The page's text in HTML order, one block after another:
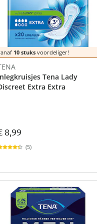
Geniale
nu
nu
jetzt
nu
nu
10 stuks voordeliger!
Tena Lady
Extra Extra
8,99
(5)